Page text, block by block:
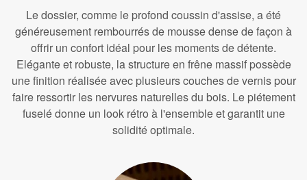
Le dossier, comme le profond coussin d'assise, a été
généreusement rembourrés de mousse dense de façon à
offrir un confort idéal pour les moments de détente.
Elégante et robuste, la structure en frêne massif possède
une finition réalisée avec plusieurs couches de vernis pour
faire ressortir les nervures naturelles du bois. Le piétement
fuselé donne un look rétro à l'ensemble et garantit une
solidité optimale.